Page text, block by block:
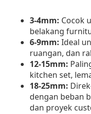
3-4mm: Cocok
belakang
6-9mm: Ideal
ruangan, dan
12-15mm:
kitchen set,
18-25mm:
dengan beban
dan proyek